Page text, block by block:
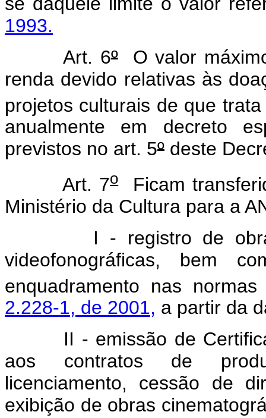
1993.
Art. 6ºO valor
renda devido relativas às
projetos culturais de que
anualmente em decreto
previstos no art. 5º deste
Art. 7oFicam
Ministério da Cultura para a
I - registro de obras
videofonográficas, bem
enquadramento nas
2.228-1, de 2001, a partir da
II - emissão de
aos contratos de
licenciamento, cessão de
exibição de obras